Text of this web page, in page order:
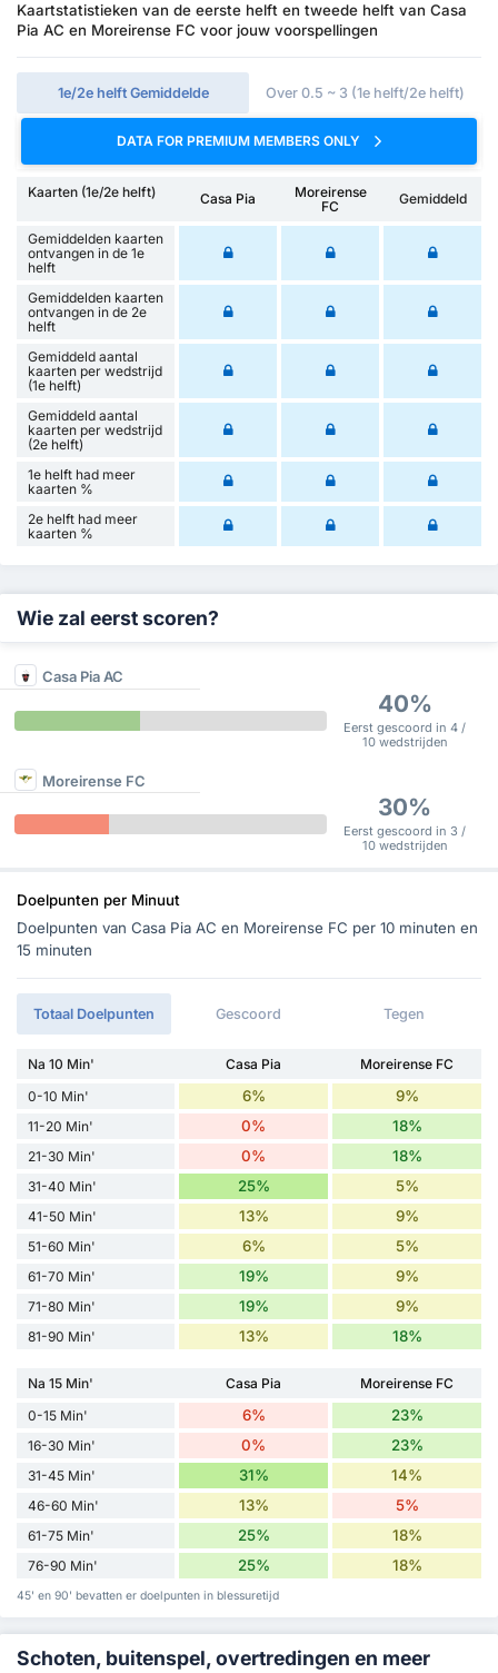
Kaartstatistieken van de eerste helft en tweede helft van Casa
Pia AC en Moreirense FC voor jouw voorspellingen
1e/2e helft Gemiddelde Over 0.5 ~ 3 (1e helft/2e helft)
DATA FOR PREMIUM MEMBERS ONLY
Kaarten (1e/2e helft) Casa Pia
Moreirense
FC
Gemiddeld
Gemiddelden kaarten
ontvangen in de 1e
helft
Gemiddelden kaarten
ontvangen in de 2e
helft
Gemiddeld aantal
kaarten per wedstrijd
(1e helft)
Gemiddeld aantal
kaarten per wedstrijd
(2e helft)
1e helft had meer
kaarten %
2e helft had meer
kaarten %
Wie zal eerst scoren?
Casa Pia AC
40%
Eerst gescoord in 4 /
10 wedstrijden
Moreirense FC
30%
Eerst gescoord in 3 /
10 wedstrijden
Doelpunten per Minuut
Doelpunten van Casa Pia AC en Moreirense FC per 10 minuten en
15 minuten
Totaal Doelpunten Gescoord Tegen
Na 10 Min' Casa Pia
Moreirense FC
0-10 Min'
6% 9%
11-20 Min' 0% 18%
21-30 Min' 0% 18%
31-40 Min' 25% 5%
41-50 Min' 13% 9%
51-60 Min' 6% 5%
61-70 Min' 19% 9%
71-80 Min' 19% 9%
81-90 Min' 13% 18%
Na 15 Min' Casa Pia
Moreirense FC
0-15 Min'
6% 23%
16-30 Min' 0% 23%
31-45 Min' 31% 14%
46-60 Min' 13% 5%
61-75 Min' 25% 18%
76-90 Min' 25% 18%
45' en 90' bevatten er doelpunten in blessuretijd
Schoten, buitenspel, overtredingen en meer